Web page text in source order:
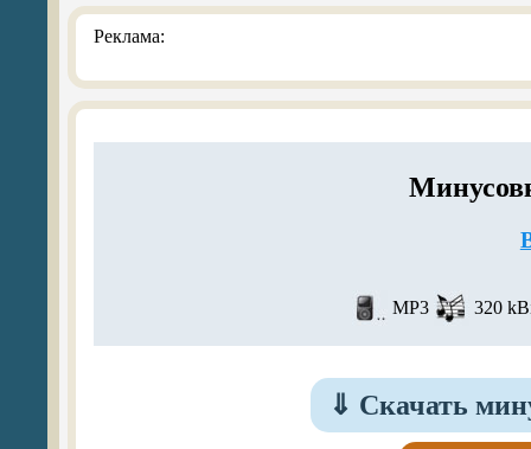
Реклама:
MP3 320
⇓ Скачать